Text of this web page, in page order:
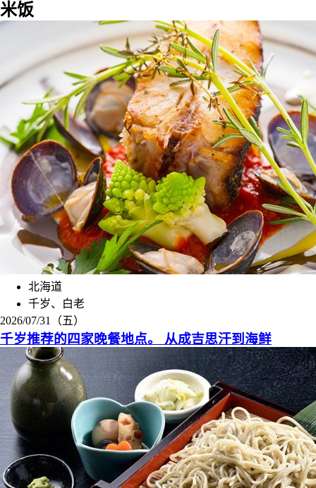
米饭
北海道
千岁、白老
2026/07/31（五）
千岁推荐的四家晚餐地点。 从成吉思汗到海鲜